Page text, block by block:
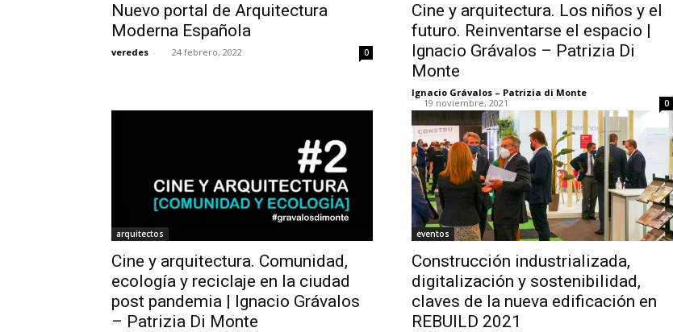
Nuevo portal de Arquitectura
Moderna Española
veredes - 24 febrero, 2022 0
Cine y arquitectura. Los niños y el
futuro. Reinventarse el espacio |
Ignacio Grávalos – Patrizia Di
Monte
Ignacio Grávalos – Patrizia di Monte -
19 noviembre, 2021
0
arquitectos
Cine y arquitectura. Comunidad,
ecología y reciclaje en la ciudad
post pandemia | Ignacio Grávalos
– Patrizia Di Monte
eventos
Construcción industrializada,
digitalización y sostenibilidad,
claves de la nueva edificación en
REBUILD 2021